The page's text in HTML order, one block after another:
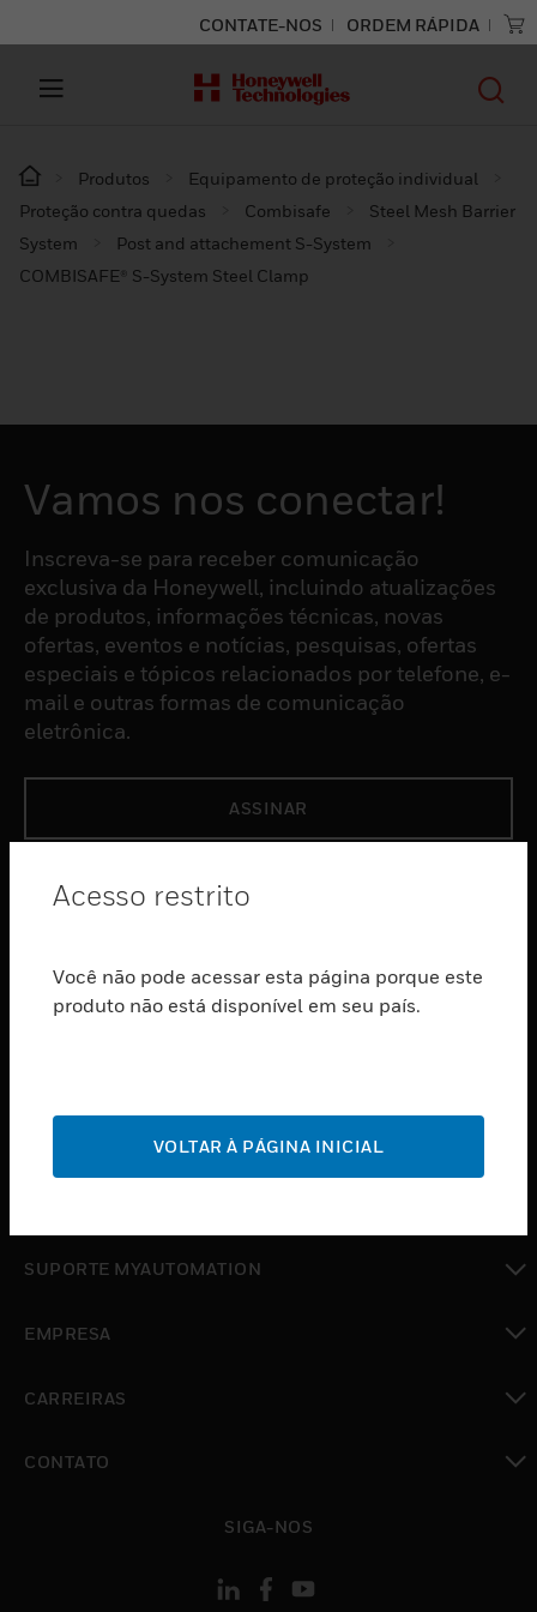
CONTATE-NOS ORDEM RÁPIDA
Produtos
Equipamento de proteção individual
Proteção contra quedas
Combisafe
Steel Mesh Barrier
System
Post and attachement S-System
COMBISAFE® S-System Steel Clamp
Vamos nos conectar!
Inscreva-se para receber comunicação
exclusiva da Honeywell, incluindo atualizações
de produtos, informações técnicas, novas
ofertas, eventos e notícias, pesquisas, ofertas
especiais e tópicos relacionados por telefone, e-
mail e outras formas de comunicação
eletrônica.
ASSINAR
PRODUTOS
toggle view
SERVIÇOS
toggle view
toggle view
SUPORTE MYAUTOMATION
EMPRESA
CARREIRAS
CONTATO
SIGA-NOS
Acesso restrito
Você não pode acessar esta página porque este
produto não está disponível em seu país.
VOLTAR À PÁGINA INICIAL